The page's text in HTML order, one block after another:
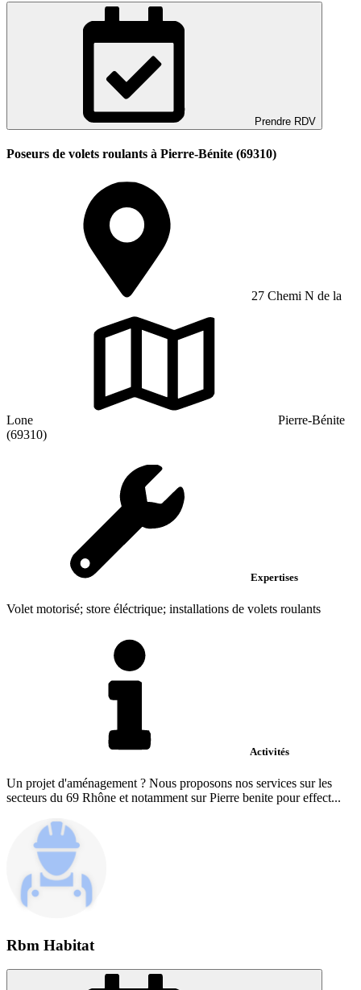
Prendre RDV
Poseurs de volets roulants à Pierre-Bénite (69310)
27 Chemi N de la
Lone
Pierre-Bénite
(69310)
Expertises
Volet motorisé; store éléctrique; installations de volets roulants
Activités
Un projet d'aménagement ? Nous proposons nos services sur les
secteurs du 69 Rhône et notamment sur Pierre benite pour effect...
Rbm Habitat